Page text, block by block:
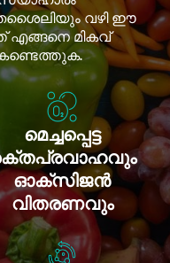
വഴി ഈ
എങ്ങനെ മികവ്
മെച്ചപ്പെട്ട
ഓക്സിജൻ
വിതരണവും